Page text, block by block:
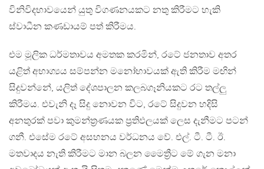
විනිවිදභාවයෙන් යුතු විගණනයකට නතු කිරීමට හැකි
ස්වාධීන කණඩායම් පත් කිරීමය.
එම මූලික ධර්මතාවය අමතක කරමින්, රටේ ජනතාව අතර
යළිත් අභාග්‍යය සම්පන්න මනෝභාවයක් ඇති කිරීම මඟින්
සිදුවන්නේ, යලිත් දේශපාලන කලබගෑනියකට රට තල්ලු
කිරීමය. එවැනි දෑ සිදු නොවන විට, රටේ සිදුවන හදිසි
අනතුරක් පවා කුමන්ත්‍රණයක ප්‍රතිඵලයක් ලෙස දැනීමට පටන්
ගනී. එසේම රටේ අසහනය වර්ධනය වේ. එල්. ටී. ටී. ඊ.
මතවාදය නැති කිරීමට මාන බලන මෛත්‍රීට මේ ගැන මනා